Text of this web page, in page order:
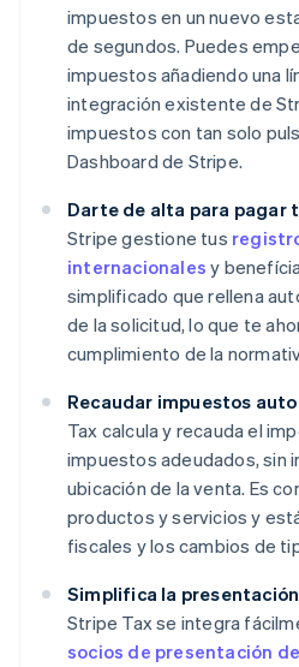
impuestos en un nuevo
de segundos. Puedes
impuestos añadiendo una
integración existente de
impuestos con tan solo
Dashboard de Stripe.
Darte de alta para pagar
Stripe gestione tus
internacionales y
simplificado que rellena
de la solicitud, lo que te
cumplimiento de la
Recaudar impuestos
Tax calcula y recauda el
impuestos adeudados, sin
ubicación de la venta. Es
productos y servicios y
fiscales y los cambios de
Simplifica la
Stripe Tax se integra
socios de presentación